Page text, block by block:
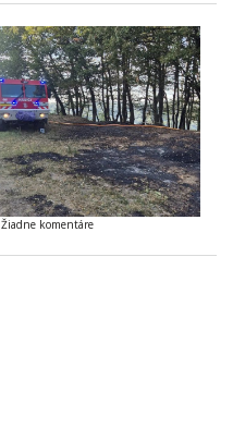
Žiadne komentáre